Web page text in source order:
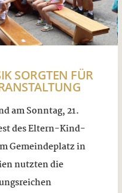
SORGTEN FÜR E
am Sonntag, 21.
des Eltern-Kind-
Gemeindeplatz in
nutzten die